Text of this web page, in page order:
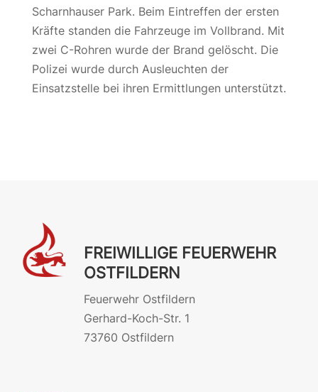
Scharnhauser Park. Beim Eintreffen der ersten
Kräfte standen die Fahrzeuge im Vollbrand. Mit
zwei C-Rohren wurde der Brand gelöscht. Die
Polizei wurde durch Ausleuchten der
Einsatzstelle bei ihren Ermittlungen unterstützt.
FREIWILLIGE FEUERWEHR
OSTFILDERN
Feuerwehr Ostfildern
Gerhard-Koch-Str. 1
73760 Ostfildern